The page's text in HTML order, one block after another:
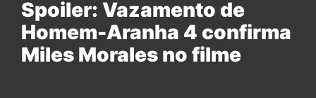
Spoiler: Vazamento de
Homem-Aranha 4 confirma
Miles Morales no filme